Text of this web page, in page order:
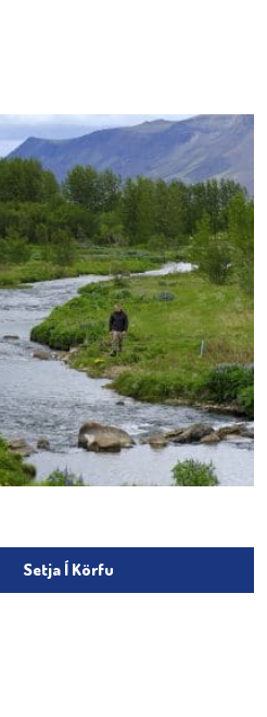
Setja Í Körfu